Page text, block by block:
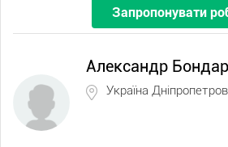
Запропонувати
Александр
Україна